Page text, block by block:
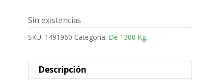
Sin existencias
SKU: 1491960 Categoría: De 1300 Kg.
Descripción